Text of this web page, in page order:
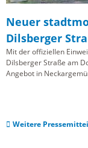
Neuer
Dilsberger
Mit der offiziellen
Dilsberger Straße am
Angebot in
Weitere